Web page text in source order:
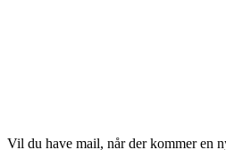
Vil du have mail, når der kommer en